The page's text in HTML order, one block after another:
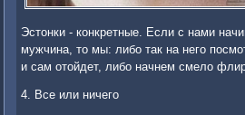
Эстонки - конкретные. Если с нами
мужчина, то мы: либо так на него
и сам отойдет, либо начнем смело
4. Все или ничего